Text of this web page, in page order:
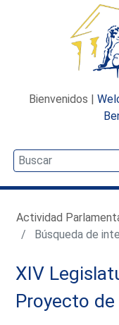
Bienvenidos |
Actividad
Búsqueda de
XIV
Proyecto de